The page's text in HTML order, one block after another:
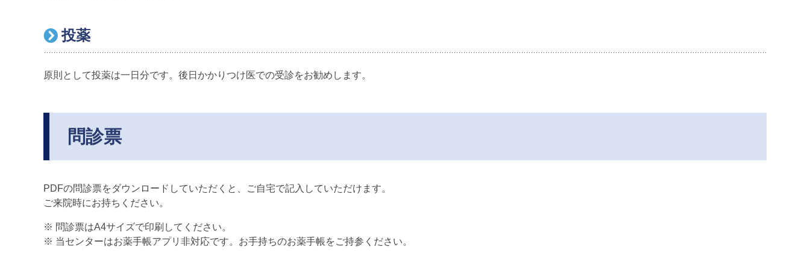
投薬
原則として投薬は一日分です。後日かかりつけ医での受診をお勧めします。
問診票
PDFの問診票をダウンロードしていただくと、ご自宅で記入していただけます。
ご来院時にお持ちください。
※ 問診票はA4サイズで印刷してください。
※ 当センターはお薬手帳アプリ非対応です。お手持ちのお薬手帳をご持参ください。